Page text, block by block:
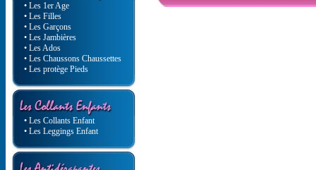
• Les 1er Age
• Les Filles
• Les Garçons
• Les Jambières
• Les Ados
• Les Chaussons Chaussettes
• Les protège Pieds
• Les Collants Enfant
• Les Leggings Enfant